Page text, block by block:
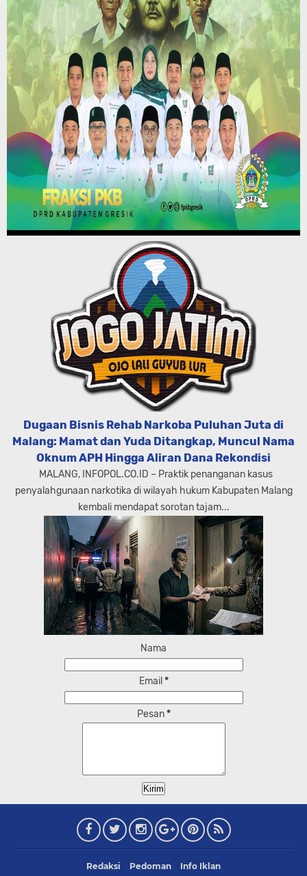
Dugaan Bisnis Rehab Narkoba Puluhan Juta di
Malang: Mamat dan Yuda Ditangkap, Muncul Nama
Oknum APH Hingga Aliran Dana Rekondisi
MALANG, INFOPOL.CO.ID – Praktik penanganan kasus
penyalahgunaan narkotika di wilayah hukum Kabupaten Malang
kembali mendapat sorotan tajam...
Nama
Email *
Pesan*
Redaksi Pedoman Info Iklan